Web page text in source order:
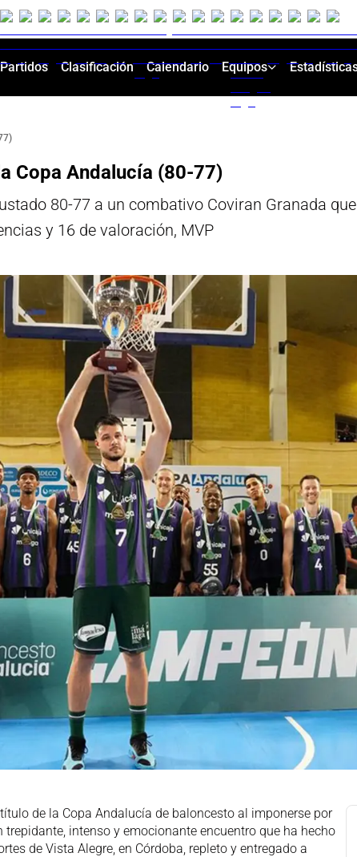
Partidos Clasificación Calendario Equipos
Copa Andalucía (80-77)
80-77 a un combativo Coviran Granada
y 16 de valoración, MVP
de la Copa Andalucía de baloncesto al imponerse por
intenso y emocionante encuentro que ha hecho
de Vista Alegre, en Córdoba, repleto y entregado a